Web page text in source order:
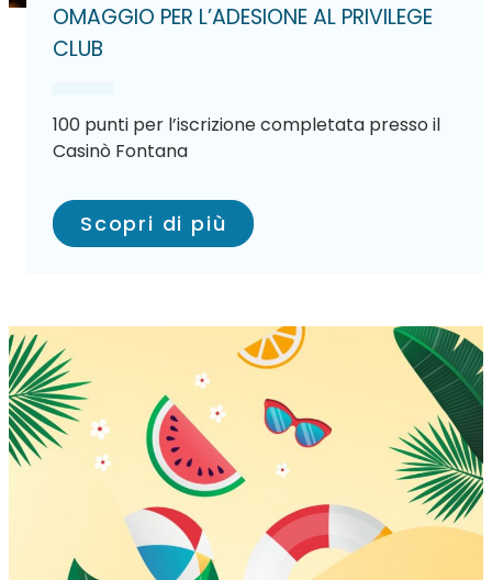
OMAGGIO PER L’ADESIONE AL PRIVILEGE
CLUB
100 punti per l’iscrizione completata presso il
Casinò Fontana
Scopri di più